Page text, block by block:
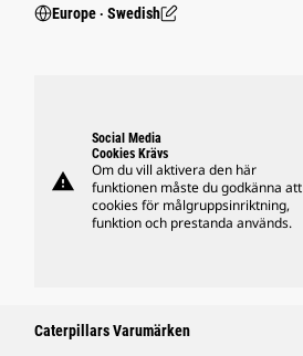
Europe ‧ Swedish
warning
Social Media
Cookies Krävs
Om du vill aktivera den här
funktionen måste du godkänna att
cookies för målgruppsinriktning,
funktion och prestanda används.
Caterpillars Varumärken